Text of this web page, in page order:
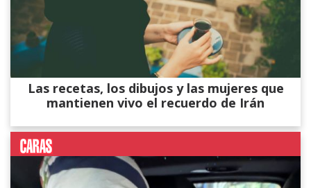
Las recetas, los dibujos y las mujeres que
mantienen vivo el recuerdo de Irán